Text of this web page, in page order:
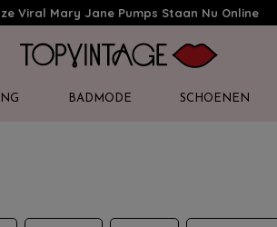
Viral Mary Jane Pumps Staan Nu Online
BADMODE SCHOENEN